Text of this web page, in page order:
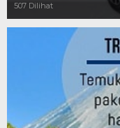
507 Dilihat